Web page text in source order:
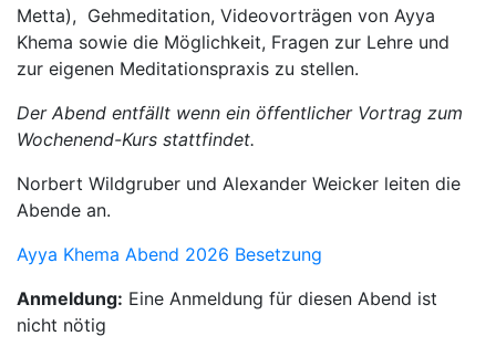
Metta), Gehmeditation, Videovorträgen von Ayya
Khema sowie die Möglichkeit, Fragen zur Lehre und
zur eigenen Meditationspraxis zu stellen.
Der Abend entfällt wenn ein öffentlicher Vortrag zum
Wochenend-Kurs stattfindet.
Norbert Wildgruber und Alexander Weicker leiten die
Abende an.
Ayya Khema Abend 2026 Besetzung
Anmeldung: Eine Anmeldung für diesen Abend ist
nicht nötig